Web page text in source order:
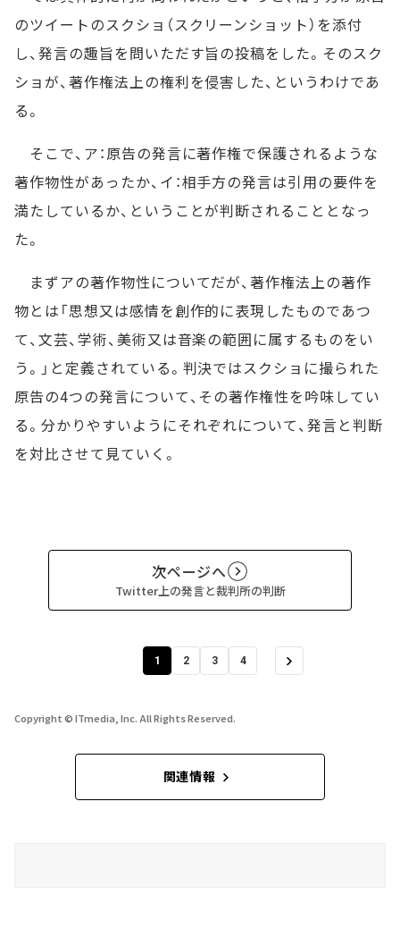
のツイートのスクショ（スクリーンショット）を添付
し、発言の趣旨を問いただす旨の投稿をした。そのスク
ショが、著作権法上の権利を侵害した、というわけであ
る。
そこで、ア：原告の発言に著作権で保護されるような
著作物性があったか、イ：相手方の発言は引用の要件を
満たしているか、ということが判断されることとなっ
た。
まずアの著作物性についてだが、著作権法上の著作
物とは「思想又は感情を創作的に表現したものであつ
て、文芸、学術、美術又は音楽の範囲に属するものをい
う。」と定義されている。判決ではスクショに撮られた
原告の4つの発言について、その著作権性を吟味してい
る。分かりやすいようにそれぞれについて、発言と判断
を対比させて見ていく。
次ページへ
Twitter上の発言と裁判所の判断
1 2 3 4
Copyright © ITmedia, Inc. All Rights Reserved.
関連情報